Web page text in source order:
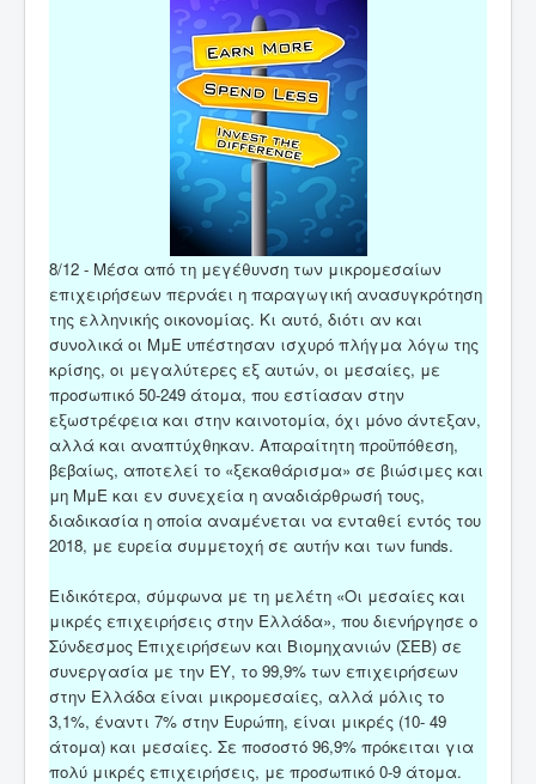
8/12 - Μέσα από τη μεγέθυνση των μικρομεσαίων
επιχειρήσεων περνάει η παραγωγική ανασυγκρότηση
της ελληνικής οικονομίας. Κι αυτό, διότι αν και
συνολικά οι ΜμΕ υπέστησαν ισχυρό πλήγμα λόγω της
κρίσης, οι μεγαλύτερες εξ αυτών, οι μεσαίες, με
προσωπικό 50-249 άτομα, που εστίασαν στην
εξωστρέφεια και στην καινοτομία, όχι μόνο άντεξαν,
αλλά και αναπτύχθηκαν. Απαραίτητη προϋπόθεση,
βεβαίως, αποτελεί το «ξεκαθάρισμα» σε βιώσιμες και
μη ΜμΕ και εν συνεχεία η αναδιάρθρωσή τους,
διαδικασία η οποία αναμένεται να ενταθεί εντός του
2018, με ευρεία συμμετοχή σε αυτήν και των funds.
Ειδικότερα, σύμφωνα με τη μελέτη «Οι μεσαίες και
μικρές επιχειρήσεις στην Ελλάδα», που διενήργησε ο
Σύνδεσμος Επιχειρήσεων και Βιομηχανιών (ΣΕΒ) σε
συνεργασία με την ΕΥ, το 99,9% των επιχειρήσεων
στην Ελλάδα είναι μικρομεσαίες, αλλά μόλις το
3,1%, έναντι 7% στην Ευρώπη, είναι μικρές (10- 49
άτομα) και μεσαίες. Σε ποσοστό 96,9% πρόκειται για
πολύ μικρές επιχειρήσεις, με προσωπικό 0-9 άτομα.